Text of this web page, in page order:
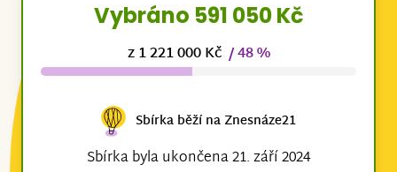
Vybráno 591 050 Kč
z 1 221 000 Kč / 48 %
Sbírka běží na Znesnáze21
Sbírka byla ukončena 21. září 2024